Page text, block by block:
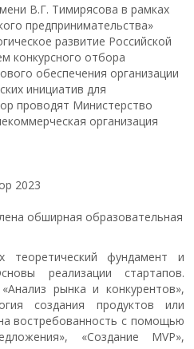
В.Г. Тимирясова в рамках
предпринимательства»
развитие Российской
конкурсного отбора
обеспечения организации
инициатив для
проводят Министерство
организация
обширная образовательная
теоретический фундамент и
реализации стартапов.
рынка и конкурентов»,
создания продуктов или
востребованность с помощью
«Создание MVP»,